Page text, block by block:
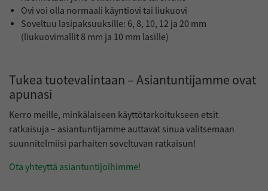
Ovi voi olla normaali käyntiovi tai liukuovi
Soveltuu lasipaksuuksille: 6, 8, 10, 12 ja 20 mm
(liukuovimallit 8 mm ja 10 mm lasille)
Tukea tuotevalintaan – Asiantuntijamme ovat
apunasi
Kerro meille, minkälaiseen käyttötarkoitukseen etsit
ratkaisuja – asiantuntijamme auttavat sinua valitsemaan
suunnitelmiisi parhaiten soveltuvan ratkaisun!
Ota yhteyttä asiantuntijoihimme!